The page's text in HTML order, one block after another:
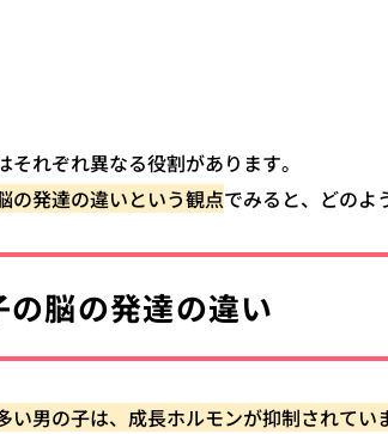
れぞれ異なる役割があります。
の発達の違いという観点でみると、どのよ
脳の発達の違い
い男の子は、成長ホルモンが抑制されてい